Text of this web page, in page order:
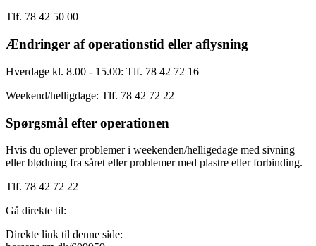
Tlf. 78 42 50 00
Ændringer af operationstid eller aflysning
Hverdage kl. 8.00 - 15.00: Tlf. 78 42 72 16
Weekend/helligdage: Tlf. 78 42 72 22
Spørgsmål efter operationen
Hvis du oplever problemer i weekenden/helligedage med sivning
eller blødning fra såret eller problemer med plastre eller forbinding.
Tlf. 78 42 72 22
Gå direkte til:
Direkte link til denne side: